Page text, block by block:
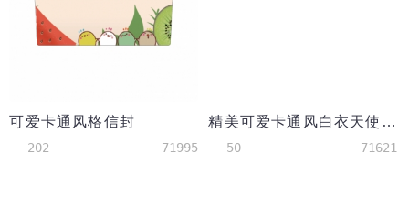
可爱卡通风格信封
202 71995
精美可爱卡通风白衣天使手抄报模板
50 71621